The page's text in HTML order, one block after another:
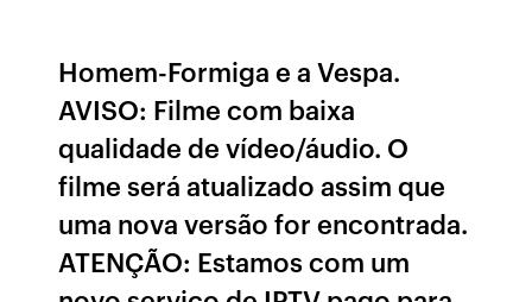
Homem-Formiga e a Vespa.
AVISO: Filme com baixa
qualidade de vídeo/áudio. O
filme será atualizado assim que
uma nova versão for encontrada.
ATENÇÃO: Estamos com um